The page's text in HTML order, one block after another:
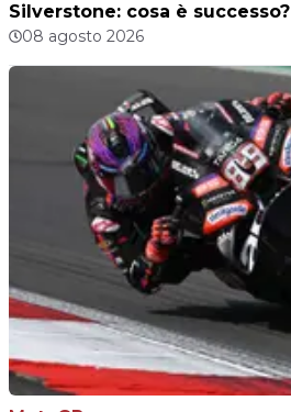
Silverstone: cosa è successo?
08 agosto 2026